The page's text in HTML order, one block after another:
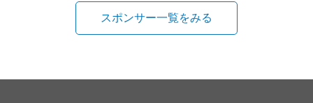
スポンサー一覧をみる